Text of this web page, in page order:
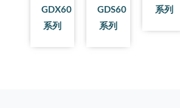
GDX60
系列
GDS60
系列
系列